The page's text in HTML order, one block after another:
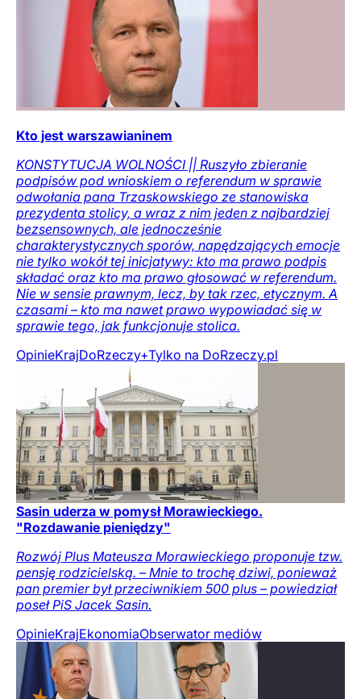
Kto jest warszawianinem
KONSTYTUCJA WOLNOŚCI || Ruszyło zbieranie
podpisów pod wnioskiem o referendum w sprawie
odwołania pana Trzaskowskiego ze stanowiska
prezydenta stolicy, a wraz z nim jeden z najbardziej
bezsensownych, ale jednocześnie
charakterystycznych sporów, napędzających emocje
nie tylko wokół tej inicjatywy: kto ma prawo podpis
składać oraz kto ma prawo głosować w referendum.
Nie w sensie prawnym, lecz, by tak rzec, etycznym. A
czasami – kto ma nawet prawo wypowiadać się w
sprawie tego, jak funkcjonuje stolica.
OpinieKrajDoRzeczy+Tylko na DoRzeczy.pl
Sasin uderza w pomysł Morawieckiego.
"Rozdawanie pieniędzy"
Rozwój Plus Mateusza Morawieckiego proponuje tzw.
pensję rodzicielską. – Mnie to trochę dziwi, ponieważ
pan premier był przeciwnikiem 500 plus – powiedział
poseł PiS Jacek Sasin.
OpinieKrajEkonomiaObserwator mediów